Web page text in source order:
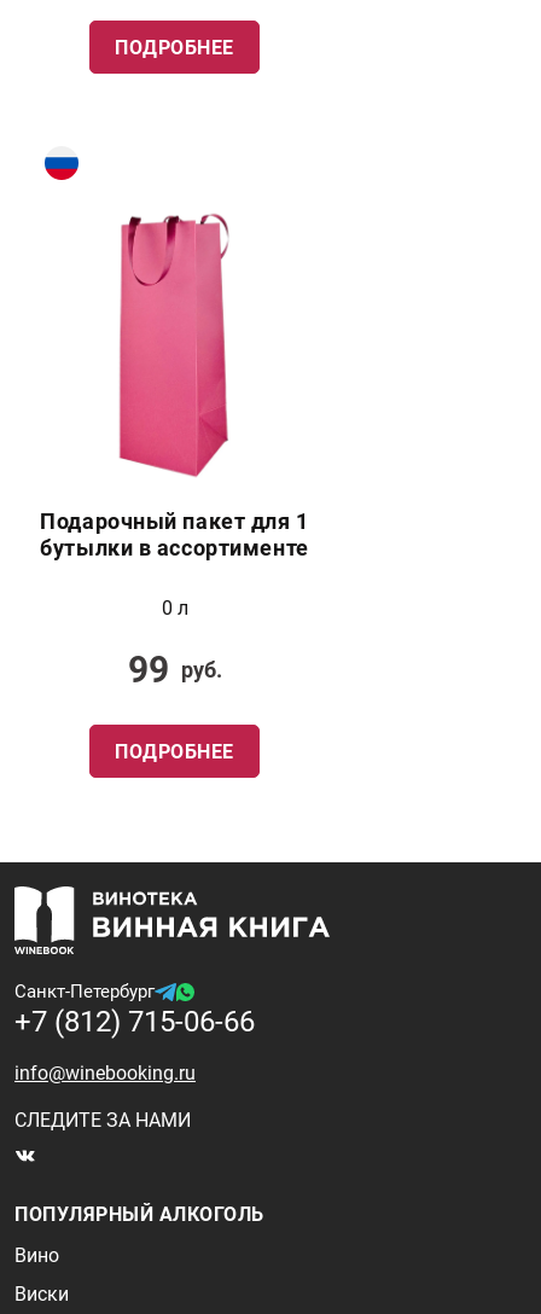
ПОДРОБНЕЕ
Подарочный пакет для 1
бутылки в ассортименте
0 л
99 руб.
ПОДРОБНЕЕ
Санкт-Петербург
+7 (812) 715-06-66
info@winebooking.ru
СЛЕДИТЕ ЗА НАМИ
ПОПУЛЯРНЫЙ АЛКОГОЛЬ
Вино
Виски